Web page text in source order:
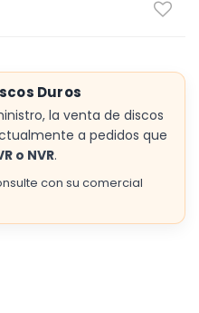
Duros
la venta de discos
a pedidos que
o NVR.
con su comercial